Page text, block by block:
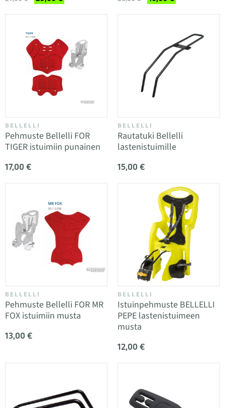
BELLELLI
Pehmuste Bellelli FOR
TIGER istuimiin punainen
17,00 €
BELLELLI
Rautatuki Bellelli
lastenistuimille
15,00 €
BELLELLI
Pehmuste Bellelli FOR MR
FOX istuimiin musta
13,00 €
BELLELLI
Istuinpehmuste BELLELLI
PEPE lastenistuimeen
musta
12,00 €